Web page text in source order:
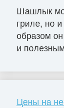
Шашлык
гриле, но
образом
и
Цены на